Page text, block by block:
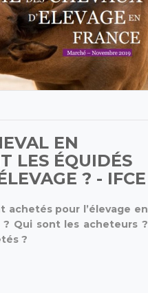
EN
LES ÉQUIDÉS
? - IFCE
achetés pour l’élevage en
? Qui sont les acheteurs ?
?